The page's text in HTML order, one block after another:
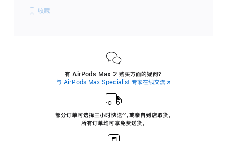
收藏
有 AirPods Max 2 购买方面的疑问？
与 AirPods Max Specialist 专家在线交流(在
中
部分订单可选择三小时快送∆∆， 或亲自到店取货。
所有订单均可享免费送货。